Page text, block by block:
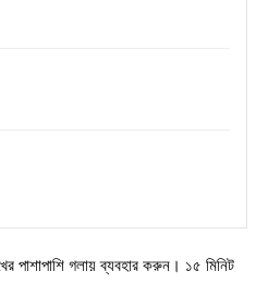
পাশাপাশি গলায় ব্যবহার করুন। ১৫ মিনিট